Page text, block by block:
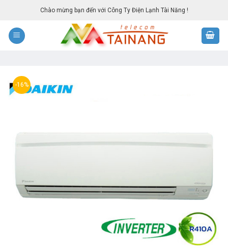
content
Chào mừng bạn đến với Công Ty Điện Lạnh Tài Năng !
-16%